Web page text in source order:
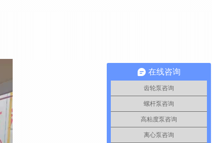
在线咨询
齿轮泵咨询
螺杆泵咨询
高粘度泵咨询
离心泵咨询